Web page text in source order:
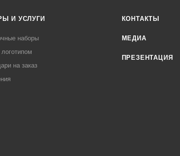
И УСЛУГИ
наборы
на заказ
КОНТАКТЫ
МЕДИА
ПРЕЗЕНТАЦИЯ